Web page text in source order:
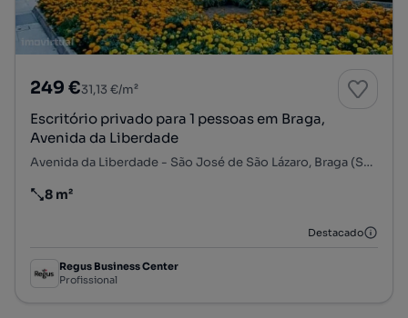
249 €31,13 €/m²
Escritório privado para 1 pessoas em Braga,
Avenida da Liberdade
Avenida da Liberdade - São José de São Lázaro, Braga (São José de São Lázaro e São João do Souto), Braga, Braga
Preço por metro quadrado
8 m²
Destacado
Regus Business Center
Profissional